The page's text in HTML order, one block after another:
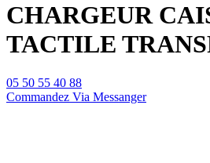
CHARGEUR
TACTILE
05 50 55 40 88
Commandez Via Messanger